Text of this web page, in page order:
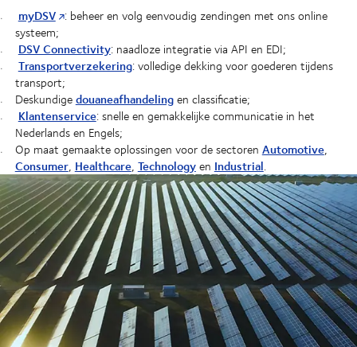
myDSV : beheer en volg eenvoudig zendingen met ons online
systeem;
DSV Connectivity: naadloze integratie via API en EDI;
Transportverzekering: volledige dekking voor goederen tijdens
transport;
Deskundigedouaneafhandelingen classificatie;
Klantenservice: snelle en gemakkelijke communicatie in het
Nederlands en Engels;
Op maat gemaakte oplossingen voor de sectoren Automotive,
Consumer, Healthcare, Technologyen Industrial.